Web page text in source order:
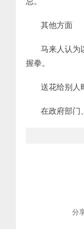
其他方面
马来人认为
握拳。
送花给别人
在政府部门
分